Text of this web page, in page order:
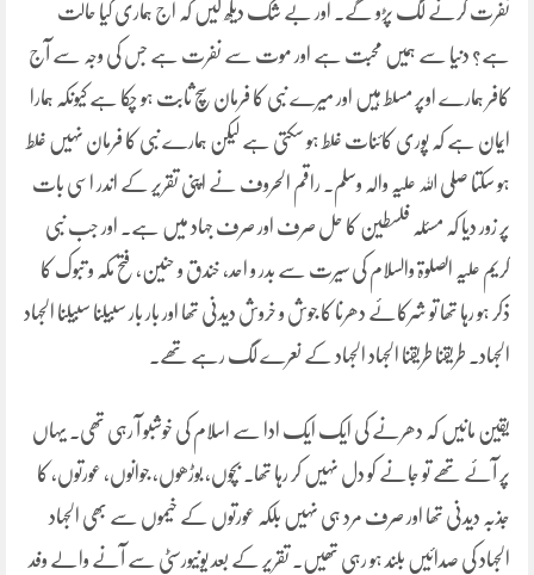
نفرت کرنے لگ پڑو گے۔ اور بے شک دیکھ لیں کہ اج ہماری کیا حالت
ہے؟ دنیا سے ہمیں محبت ہے اور موت سے نفرت ہے جس کی وجہ سے آج
کافر ہمارے اوپر مسلط ہیں اور میرے نبی کا فرمان سچ ثابت ہو چکا ہے کیونکہ ہمارا
ایمان ہے کہ پوری کائنات غلط ہو سکتی ہے لیکن ہمارے نبی کا فرمان نہیں غلط
ہو سکتا صلی اللہ علیہ والہ وسلم۔ راقم الحروف نے اپنی تقریر کے اندر اسی بات
پر زور دیا کہ مسئلہ فلسطین کا حل صرف اور صرف جہاد میں ہے۔ اور جب نبی
کریم علیہ الصلوۃ والسلام کی سیرت سے بدر و احد، خندق و حنین، فتح مکہ و تبوک کا
ذکر ہو رہا تھا تو شرکائے دھرنا کا جوش و خروش دیدنی تھا اور بار بار سبیلنا سبیلنا الجہاد
الجہاد۔ طریقنا طریقنا الجہاد الجہاد کے نعرے لگ رہے تھے۔
یقین مانیں کہ دھرنے کی ایک ایک ادا سے اسلام کی خوشبو آ رہی تھی۔ یہاں
پر آئے تھے تو جانے کو دل نہیں کر رہا تھا۔ بچوں، بوڑھوں، جوانوں، عورتوں، کا
جذبہ دیدنی تھا اور صرف مرد ہی نہیں بلکہ عورتوں کے خیموں سے بھی الجہاد
الجہاد کی صدائیں بلند ہو رہی تھیں۔ تقریر کے بعد یونیورسٹی سے آنے والے وفد